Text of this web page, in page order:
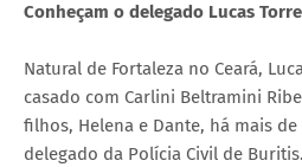
Conheçam o delegado Lucas
Natural de Fortaleza no Ceará,
casado com Carlini Beltramini
filhos, Helena e Dante, há mais
delegado da Polícia Civil de